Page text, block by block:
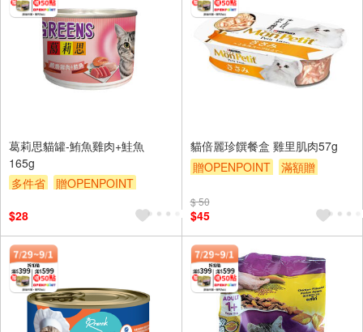
葛莉思貓罐-鮪魚雞肉+鮭魚
165g
多件省
贈OPENPOINT
$28
貓倍麗珍饌餐盒 雞里肌肉57g
贈OPENPOINT
滿額贈
$ 50
$45